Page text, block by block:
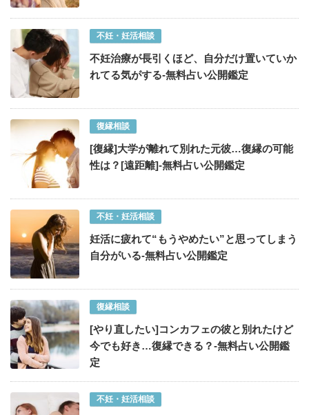
不妊・妊活相談
不妊治療が長引くほど、自分だけ置いていか
れてる気がする-無料占い公開鑑定
復縁相談
[復縁]大学が離れて別れた元彼…復縁の可能
性は？[遠距離]-無料占い公開鑑定
不妊・妊活相談
妊活に疲れて“もうやめたい”と思ってしまう
自分がいる-無料占い公開鑑定
復縁相談
[やり直したい]コンカフェの彼と別れたけど
今でも好き…復縁できる？-無料占い公開鑑
定
不妊・妊活相談